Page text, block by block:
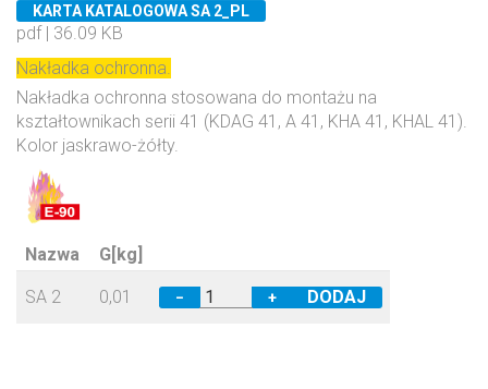
KARTA KATALOGOWA SA 2_PL
pdf | 36.09 KB
Nakładka ochronna.
Nakładka ochronna stosowana do montażu na
kształtownikach serii 41 (KDAG 41, A 41, KHA 41, KHAL 41).
Kolor jaskrawo-żółty.
Nazwa G[kg]
SA 2 0,01 − +